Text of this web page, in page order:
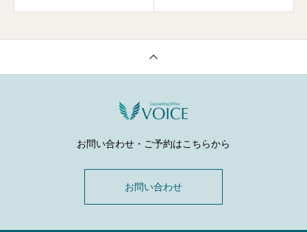
お問い合わせ・ご予約はこちらから
お問い合わせ